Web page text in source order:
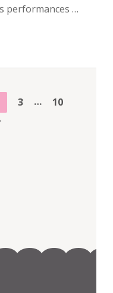
performances …
PAGE
3 … PAGE
10